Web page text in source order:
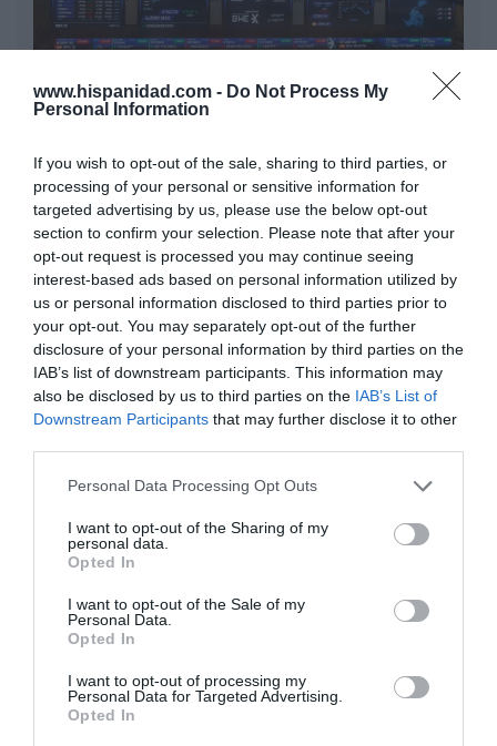
www.hispanidad.com - Do Not Process My
Personal Information
If you wish to opt-out of the sale, sharing to third parties, or
processing of your personal or sensitive information for
targeted advertising by us, please use the below opt-out
section to confirm your selection. Please note that after your
opt-out request is processed you may continue seeing
interest-based ads based on personal information utilized by
us or personal information disclosed to third parties prior to
your opt-out. You may separately opt-out of the further
disclosure of your personal information by third parties on the
IAB’s list of downstream participants. This information may
also be disclosed by us to third parties on the IAB’s List of
Downstream Participants that may further disclose it to other
Personal Data Processing Opt Outs
I want to opt-out of the Sharing of my
personal data.
Opted In
I want to opt-out of the Sale of my
Personal Data.
Opted In
I want to opt-out of processing my
Personal Data for Targeted Advertising.
Opted In
El IBEX 35 cerró la sesión del miércoles en
los 20.057 puntos, un nuevo récord
Ceuta. Nuestra Señora de África:
convertir al musulmán
Eulogio López
No perdamos el norte: la
emigración es mala
Eulogio López
Argumentos
El regalo de 'Mojamé'
Hispanidad